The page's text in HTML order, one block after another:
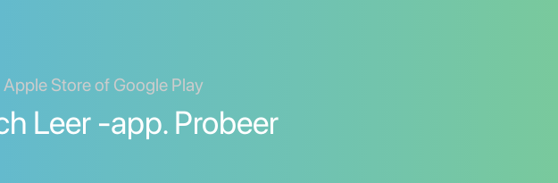
Store of Google Play
Leer -app. Probeer